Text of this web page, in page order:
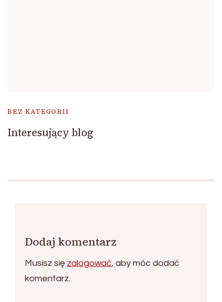
BEZ KATEGORII
Interesujący blog
Dodaj komentarz
Musisz się zalogować, aby móc dodać
komentarz.